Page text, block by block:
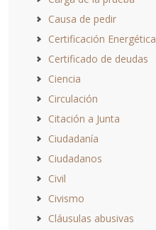
Causa de pedir
Certificación Energética
Certificado de deudas
Ciencia
Circulación
Citación a Junta
Ciudadanía
Ciudadanos
Civil
Civismo
Cláusulas abusivas